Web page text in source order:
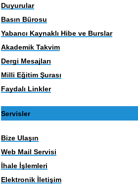
Duyurular
Basın Bürosu
Yabancı Kaynaklı Hibe ve Burslar
Akademik Takvim
Dergi Mesajları
Milli Eğitim Şurası
Faydalı Linkler
Servisler
Bize Ulaşın
Web Mail Servisi
İhale İşlemleri
Elektronik İletişim